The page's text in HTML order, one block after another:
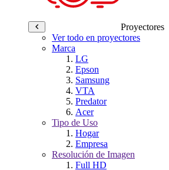
Proyectores
Ver todo en proyectores
Marca
LG
Epson
Samsung
VTA
Predator
Acer
Tipo de Uso
Hogar
Empresa
Resolución de Imagen
Full HD